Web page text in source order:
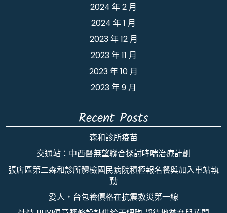
2024 年 2 月
2024 年 1 月
2023 年 12 月
2023 年 11 月
2023 年 10 月
2023 年 9 月
Recent Posts
森和診所疫苗
交通站：中西醫無望聯合探討哮喘治療計劃
張店區第二森和診所體檢國民病院積極報名餐與加入車站執
勤
愛人，台包養價格在抗震救災第一線